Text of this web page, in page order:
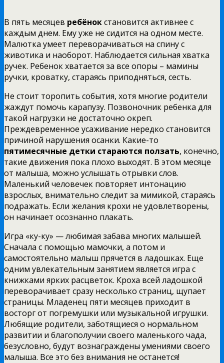
В пять месяцев ребёнокстановится активнее с
каждым днем. Ему уже не сидится на одном месте.
Малютка умеет переворачиваться на спину с
животика и наоборот. Наблюдается сильная хватка
ручек. Ребенок хватается за все опоры – мамины
ручки, кроватку, стараясь приподняться, сесть.
Не стоит торопить события, хотя многие родители
жаждут помочь карапузу. Позвоночник ребенка для
такой нагрузки не достаточно окреп.
Преждевременное усаживание нередко становится
причиной нарушения осанки. Какие-то
пятимесячные детки стараются ползать, конечно,
такие движения пока плохо выходят. В этом месяце
от малыша, можно услышать отрывки слов.
Маленький человечек повторяет интонацию
взрослых, внимательно следит за мимикой, стараясь
подражать. Если желания крохи не удовлетворены,
он начинает осознанно плакать.
Игра «ку-ку» — любимая забава многих малышей.
Сначала с помощью мамочки, а потом и
самостоятельно малыш прячется в ладошках. Еще
одним увлекательным занятием является игра с
книжками ярких расцветок. Кроха всей ладошкой
переворачивает сразу несколько страниц, щупает
страницы. Младенец пяти месяцев приходит в
восторг от погремушки или музыкальной игрушки.
Любящие родители, заботящиеся о нормальном
развитии и благополучии своего маленького чада,
безусловно, будут вознаграждены умениями своего
малыша. Все это без внимания не останется!